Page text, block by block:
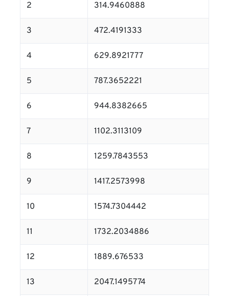
2 314.9460888
3 472.4191333
4 629.8921777
5 787.3652221
6 944.8382665
7 1102.3113109
8 1259.7843553
9 1417.2573998
10 1574.7304442
11 1732.2034886
12 1889.676533
13 2047.1495774